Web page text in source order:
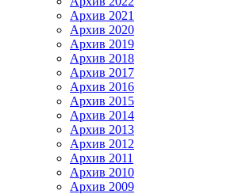
Архив 2021
Архив 2020
Архив 2019
Архив 2018
Архив 2017
Архив 2016
Архив 2015
Архив 2014
Архив 2013
Архив 2012
Архив 2011
Архив 2010
Архив 2009